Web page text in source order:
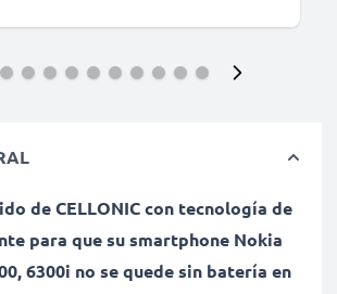
de CELLONIC con tecnología de
para que su smartphone Nokia
6300i no se quede sin batería en